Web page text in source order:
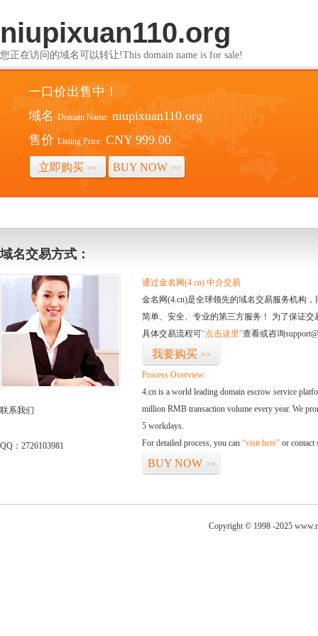
niupixuan110.org
您正在访问的域名可以转让!This domain name is for sale!
一口价出售中！
域名 Domain Name: niupixuan110.org
售价 Listing Price: CNY 999.00
立即购买 >> BUY NOW >>
域名交易方式：
联系我们
QQ：2726103981
通过金名网(4.cn) 中介交易
金名网(4.cn)是全球领先的域名交易服务机构
简单、安全、专业的第三方服务！ 为了保证
具体交易流程可“点击这里”查看或咨询
我要购买 >>
Process Overview:
4.cn is a world leading domain escrow service
million RMB transaction volume every year. We
5 workdays.
For detailed process, you can “visit here” or contact
BUY NOW >>
Copyright © 1998 -2025